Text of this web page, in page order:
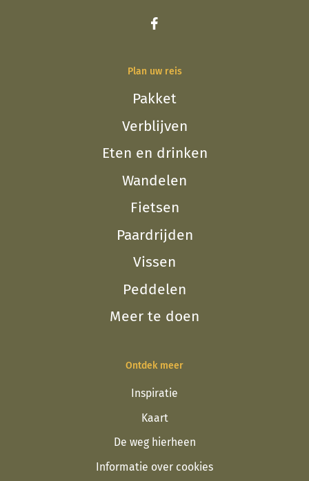
Plan uw reis
Pakket
Verblijven
Eten en drinken
Wandelen
Fietsen
Paardrijden
Vissen
Peddelen
Meer te doen
Ontdek meer
Inspiratie
Kaart
De weg hierheen
Informatie over cookies